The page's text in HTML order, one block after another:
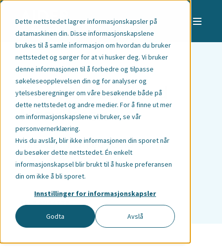
Dette nettstedet lagrer informasjonskapsler på
datamaskinen din. Disse informasjonskapslene
brukes til å samle informasjon om hvordan du bruker
nettstedet og sørger for at vi husker deg. Vi bruker
denne informasjonen til å forbedre og tilpasse
søkeleseopplevelsen din og for analyser og
ytelsesberegninger om våre besøkende både på
dette nettstedet og andre medier. For å finne ut mer
om informasjonskapslene vi bruker, se vår
personvernerklæring.
Hvis du avslår, blir ikke informasjonen din sporet når
du besøker dette nettstedet. Én enkelt
informasjonskapsel blir brukt til å huske preferansen
din om ikke å bli sporet.
Innstillinger for informasjonskapsler
Godta Avslå
Renate Sandland
Henriksen
Direktør | Marked | Oslo
ALLE ANSATTE